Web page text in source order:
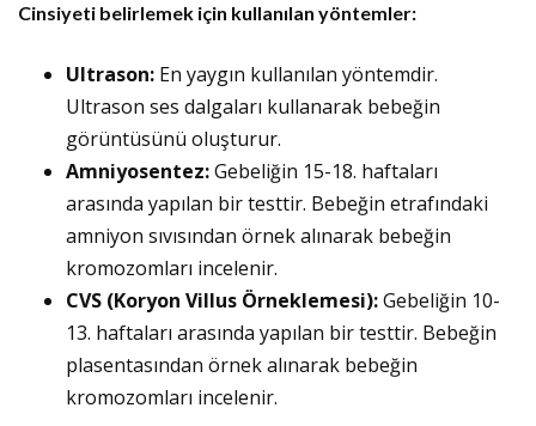
Cinsiyeti belirlemek için kullanılan yöntemler:
Ultrason: En yaygın kullanılan yöntemdir.
Ultrason ses dalgaları kullanarak bebeğin
görüntüsünü oluşturur.
Amniyosentez:Gebeliğin 15-18. haftaları
arasında yapılan bir testtir. Bebeğin etrafındaki
amniyon sıvısından örnek alınarak bebeğin
kromozomları incelenir.
CVS (Koryon Villus Örneklemesi):Gebeliğin 10-
13. haftaları arasında yapılan bir testtir. Bebeğin
plasentasından örnek alınarak bebeğin
kromozomları incelenir.